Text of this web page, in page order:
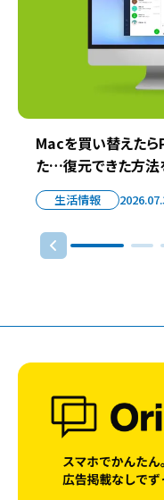
Macを買い替えた
た…復元できた方法
生活情報